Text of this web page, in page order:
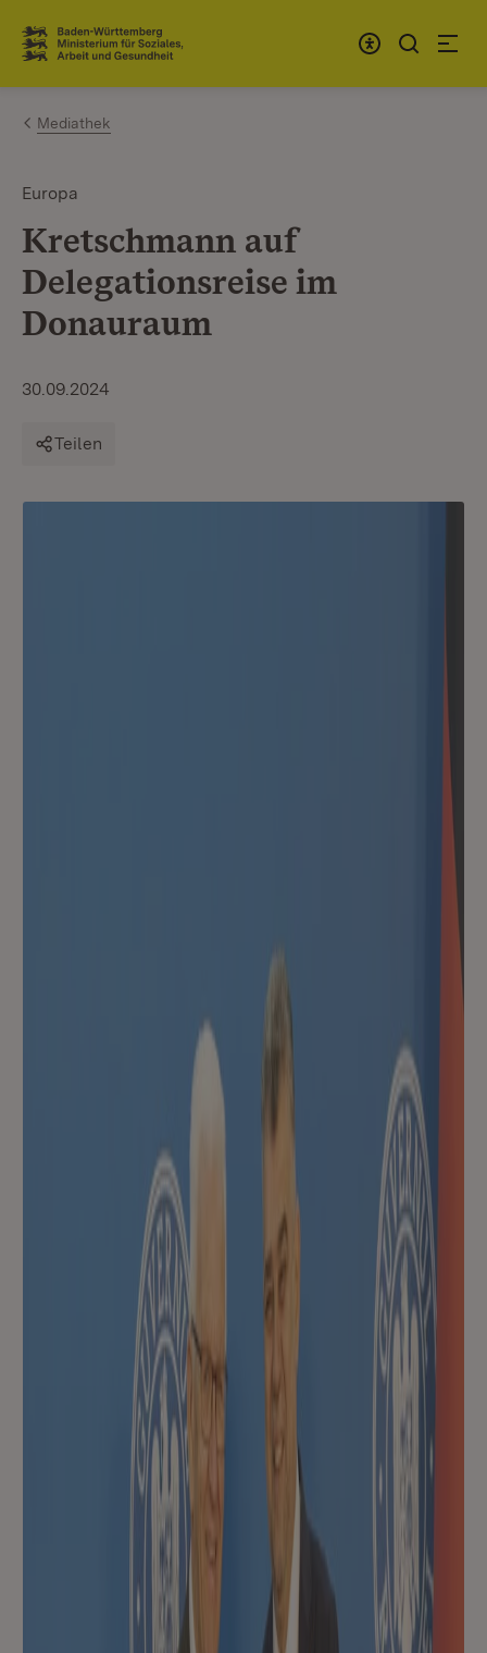
Zum Inhalt springen
Link zur Startseite
Mediathek
Europa
Kretschmann auf
Delegationsreise im
Donauraum
30.09.2024
Teilen